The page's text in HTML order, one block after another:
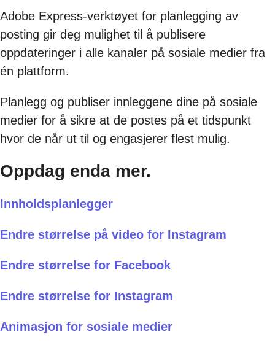
Adobe Express-verktøyet for planlegging av
posting gir deg mulighet til å publisere
oppdateringer i alle kanaler på sosiale medier fra
én plattform.
Planlegg og publiser innleggene dine på sosiale
medier for å sikre at de postes på et tidspunkt
hvor de når ut til og engasjerer flest mulig.
Oppdag enda mer.
Innholdsplanlegger
Endre størrelse på video for Instagram
Endre størrelse for Facebook
Endre størrelse for Instagram
Animasjon for sosiale medier